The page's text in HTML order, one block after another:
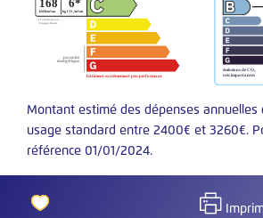
Montant estimé des dépenses annuelles
usage standard entre 2400€ et 3260€.
référence 01/01/2024.